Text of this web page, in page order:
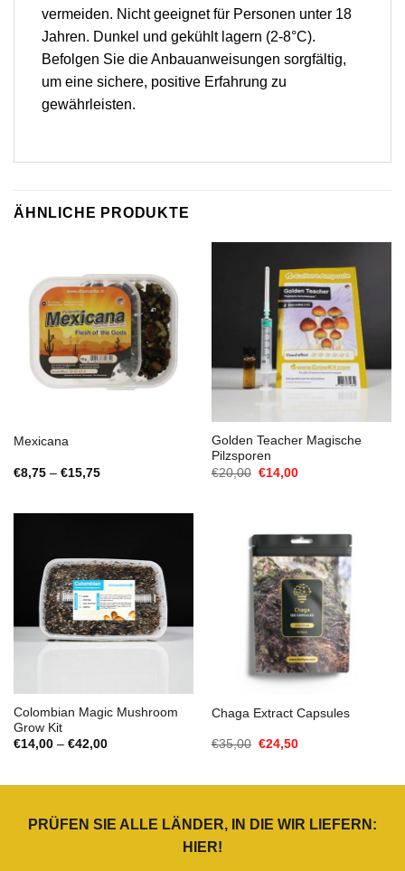
vermeiden. Nicht geeignet für Personen unter 18
Jahren. Dunkel und gekühlt lagern (2-8°C).
Befolgen Sie die Anbauanweisungen sorgfältig,
um eine sichere, positive Erfahrung zu
gewährleisten.
ÄHNLICHE PRODUKTE
Mexicana
€8,75 – €15,75Preisspanne:
Golden Teacher Magische
Pilzsporen
€20,00 Ursprünglicher
Preis
€14,00Aktueller
Colombian Magic Mushroom
Grow Kit
€14,00 – €42,00Preisspanne:
Chaga Extract Capsules
€35,00 Ursprünglicher
€24,50Aktueller
PRÜFEN SIE ALLE LÄNDER, IN DIE WIR LIEFERN:
HIER!